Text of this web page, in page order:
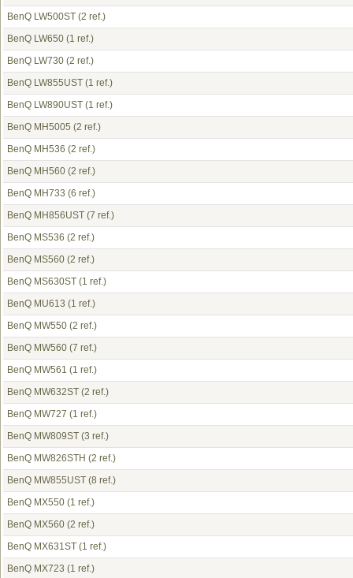
BenQ LW500ST (2 ref.)
BenQ LW650 (1 ref.)
BenQ LW730 (2 ref.)
BenQ LW855UST (1 ref.)
BenQ LW890UST (1 ref.)
BenQ MH5005 (2 ref.)
BenQ MH536 (2 ref.)
BenQ MH560 (2 ref.)
BenQ MH733 (6 ref.)
BenQ MH856UST (7 ref.)
BenQ MS536 (2 ref.)
BenQ MS560 (2 ref.)
BenQ MS630ST (1 ref.)
BenQ MU613 (1 ref.)
BenQ MW550 (2 ref.)
BenQ MW560 (7 ref.)
BenQ MW561 (1 ref.)
BenQ MW632ST (2 ref.)
BenQ MW727 (1 ref.)
BenQ MW809ST (3 ref.)
BenQ MW826STH (2 ref.)
BenQ MW855UST (8 ref.)
BenQ MX550 (1 ref.)
BenQ MX560 (2 ref.)
BenQ MX631ST (1 ref.)
BenQ MX723 (1 ref.)